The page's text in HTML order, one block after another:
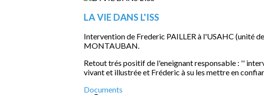
LA VIE DANS L'ISS
Intervention de Frederic PAILLER à l'USAHC (unité
MONTAUBAN.
Retout trés positif de l'eneignant responsable : ''
vivant et illustrée et Fréderic à su les mettre en
Documents